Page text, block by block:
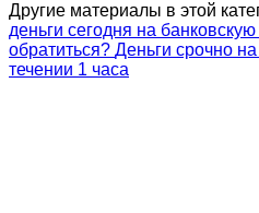
Другие материалы в этой
деньги сегодня на
обратиться? Деньги срочно
течении 1 часа